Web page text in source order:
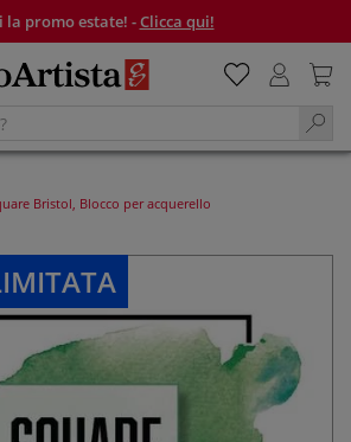
la promo estate! -Clicca qui!
Bristol, Blocco per acquerello